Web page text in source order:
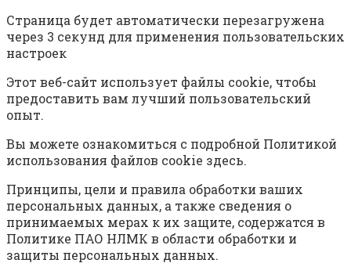
Страница будет автоматически перезагружена
через 3 секунд для применения пользовательских
настроек
Этот веб-сайт использует файлы cookie, чтобы
предоставить вам лучший пользовательский
опыт.
Вы можете ознакомиться с подробной Политикой
использования файлов cookie здесь.
Принципы, цели и правила обработки ваших
персональных данных, а также сведения о
принимаемых мерах к их защите, содержатся в
Политике ПАО НЛМК в области обработки и
защиты персональных данных.